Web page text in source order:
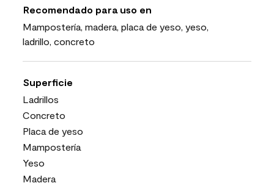
Recomendado para uso en
Mampostería, madera, placa de yeso, yeso,
ladrillo, concreto
Superficie
Ladrillos
Concreto
Placa de yeso
Mampostería
Yeso
Madera